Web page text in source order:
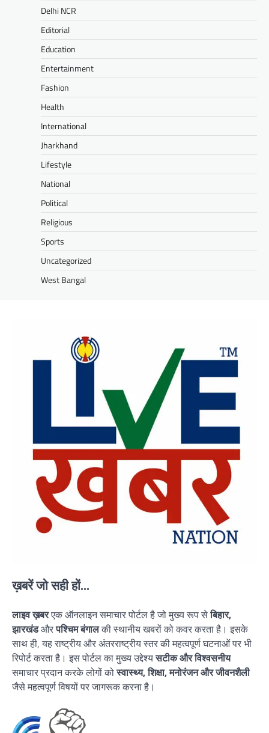
Delhi NCR
Editorial
Education
Entertainment
Fashion
Health
International
Jharkhand
Lifestyle
National
Political
Religious
Sports
Uncategorized
West Bangal
ख़बरें जो सही हों...
लाइव ख़बरएक ऑनलाइन समाचार पोर्टल है जो मुख्य रूप सेबिहार,
झारखंडऔरपश्चिम बंगालकी स्थानीय खबरों को कवर करता है। इसके
साथ ही, यह राष्ट्रीय और अंतरराष्ट्रीय स्तर की महत्वपूर्ण घटनाओं पर भी
रिपोर्ट करता है। इस पोर्टल का मुख्य उद्देश्यसटीक और विश्वसनीय
समाचार प्रदान करके लोगों कोस्वास्थ्य, शिक्षा, मनोरंजन और जीवनशैली
जैसे महत्वपूर्ण विषयों पर जागरूक करना है।